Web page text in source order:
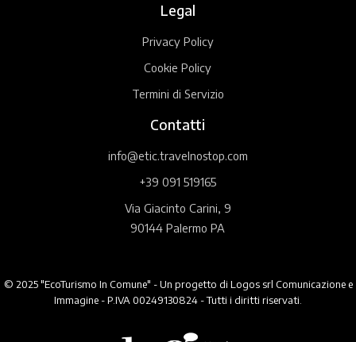
Legal
Privacy Policy
Cookie Policy
Termini di Servizio
Contatti
info@etic.travelnostop.com
+39 091 519165
Via Giacinto Carini, 9
90144 Palermo PA
© 2025 "EcoTurismo In Comune" - Un progetto di Logos srl Comunicazione e
Immagine - P.IVA 00249130824 - Tutti i diritti riservati.